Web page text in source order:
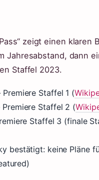
zeigt einen klaren
Jahresabstand, dann
Staffel 2023.
Premiere Staffel 1 (
Premiere Staffel 2 (
Staffel 3 (finale
bestätigt: keine Pläne